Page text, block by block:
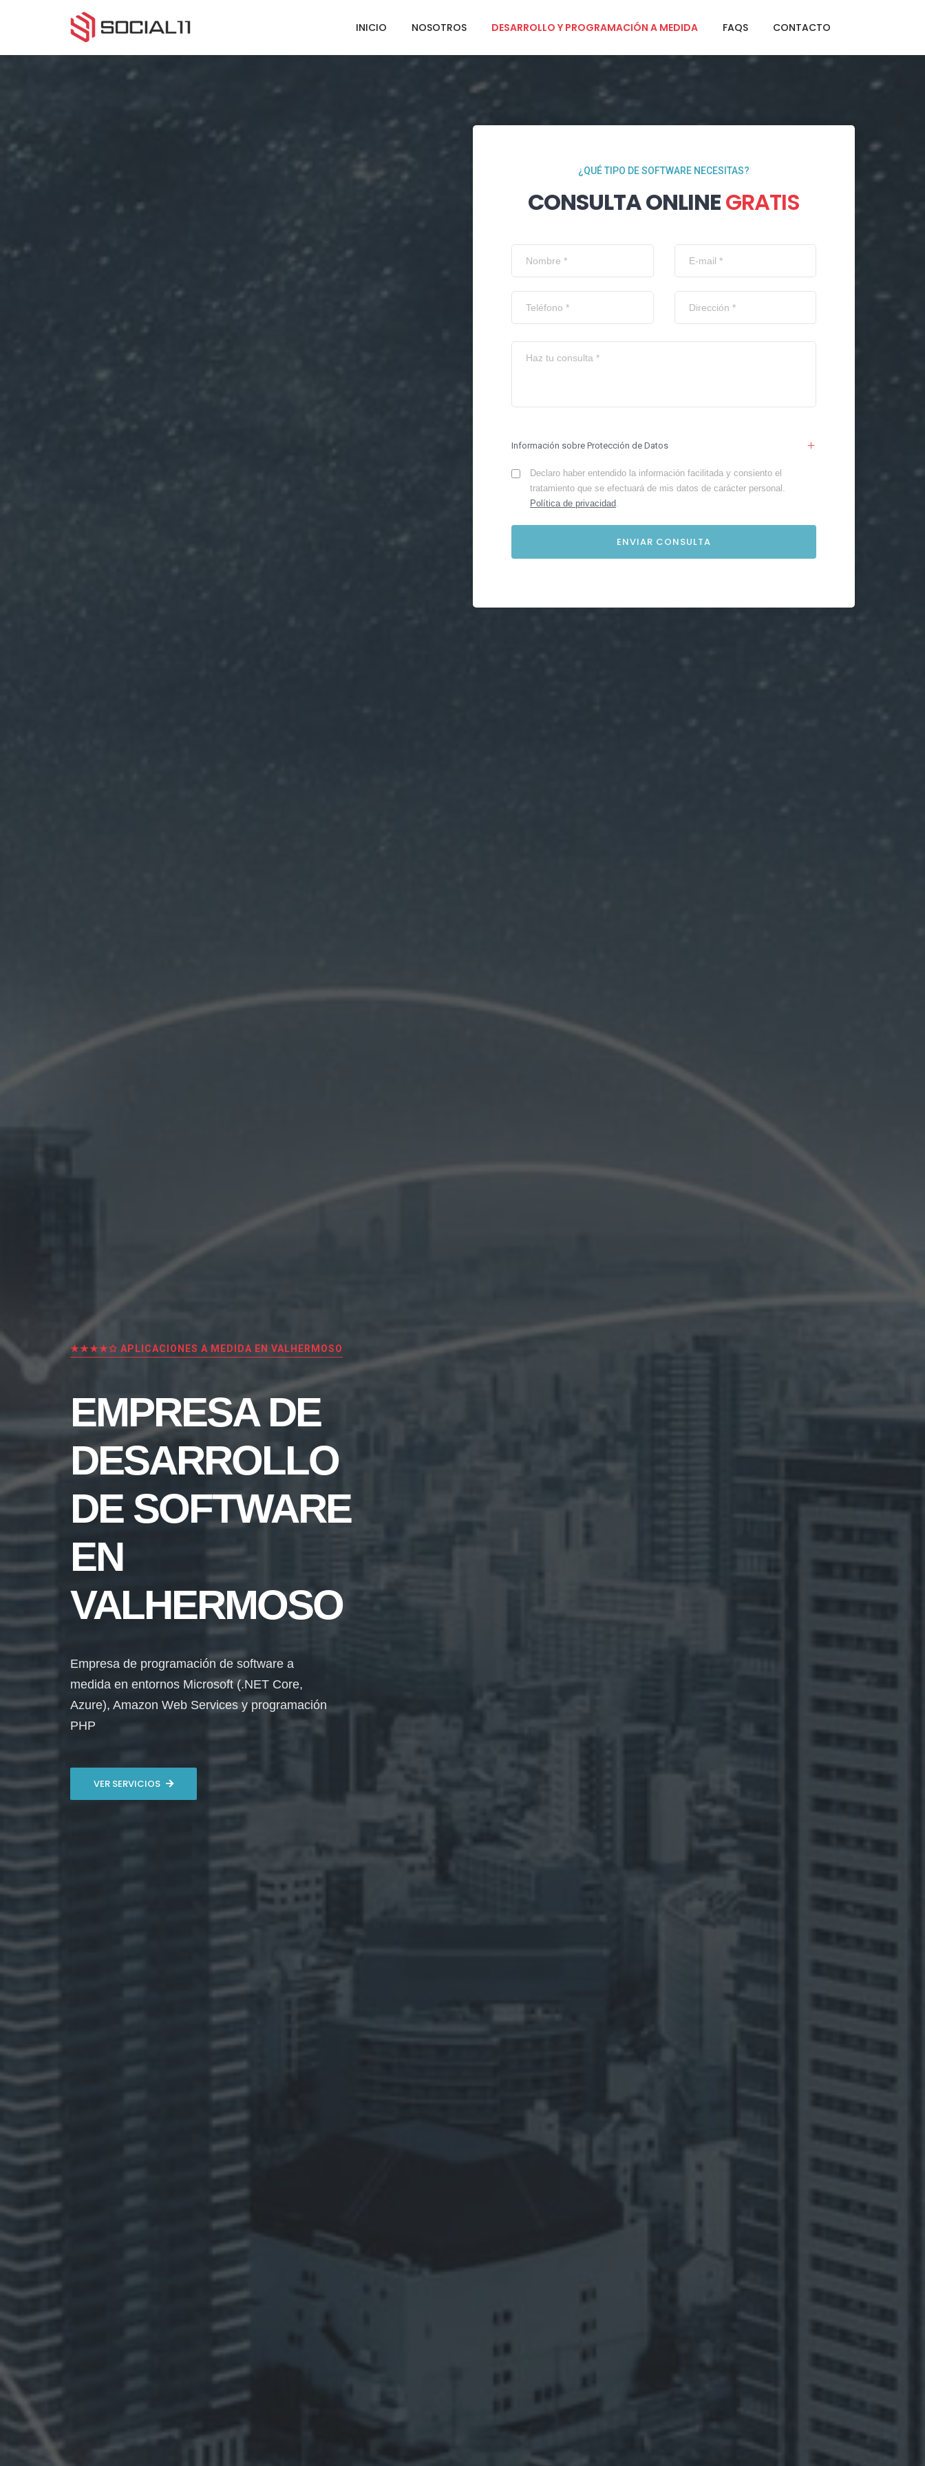
INICIO NOSOTROS DESARROLLO Y PROGRAMACIÓN A MEDIDA FAQS CONTACTO
★★★★✩ APLICACIONES A MEDIDA EN VALHERMOSO
EMPRESA DE
DESARROLLO
DE SOFTWARE
EN
VALHERMOSO
Empresa de programación de software a
medida en entornos Microsoft (.NET Core,
Azure), Amazon Web Services y programación
PHP
VER SERVICIOS
¿QUÉ TIPO DE SOFTWARE NECESITAS?
CONSULTA ONLINEGRATIS
Información sobre Protección de Datos
Declaro haber entendido la información facilitada y consiento el
tratamiento que se efectuará de mis datos de carácter personal.
Política de privacidad.